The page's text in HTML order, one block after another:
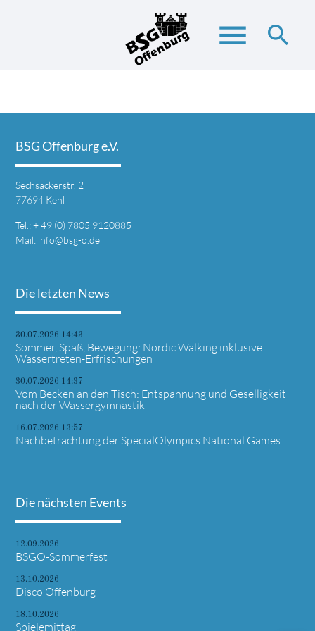
menu search
BSG Offenburg e.V.
Sechsackerstr. 2
77694 Kehl
Tel.: + 49 (0) 7805 9120885
Mail: info@bsg-o.de
Die letzten News
30.07.2026 14:43
Sommer, Spaß, Bewegung: Nordic Walking inklusive
Wassertreten-Erfrischungen
30.07.2026 14:37
Vom Becken an den Tisch: Entspannung und Geselligkeit
nach der Wassergymnastik
16.07.2026 13:57
Nachbetrachtung der SpecialOlympics National Games
Die nächsten Events
12.09.2026
BSGO-Sommerfest
13.10.2026
Disco Offenburg
18.10.2026
Spielemittag